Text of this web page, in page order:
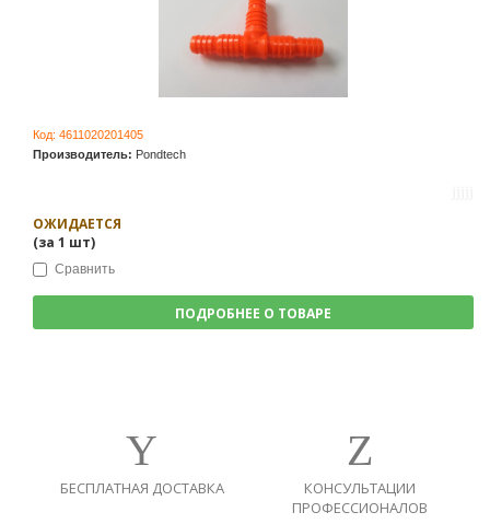
Код: 4611020201405
Производитель: Pondtech
ОЖИДАЕТСЯ
(за 1 шт)
Сравнить
ПОДРОБНЕЕ О ТОВАРЕ
БЕСПЛАТНАЯ ДОСТАВКА
КОНСУЛЬТАЦИИ
ПРОФЕССИОНАЛОВ